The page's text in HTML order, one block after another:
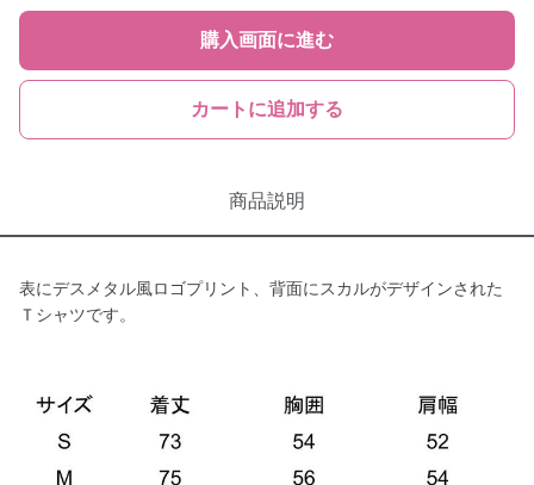
購入画面に進む
カートに追加する
商品説明
表にデスメタル風ロゴプリント、背面にスカルがデザインされた
Ｔシャツです。